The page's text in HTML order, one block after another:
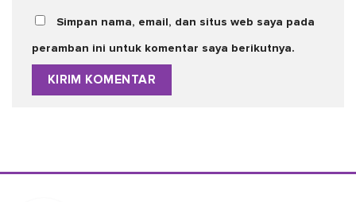
Simpan nama, email, dan situs web saya pada
peramban ini untuk komentar saya berikutnya.